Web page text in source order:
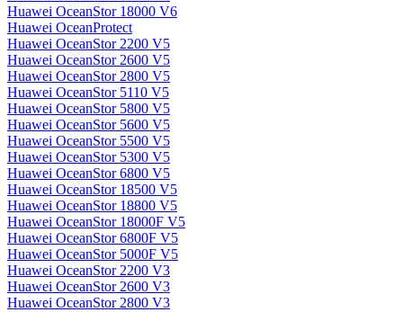
Huawei OceanStor 18000 V6
Huawei OceanProtect
Huawei OceanStor 2200 V5
Huawei OceanStor 2600 V5
Huawei OceanStor 2800 V5
Huawei OceanStor 5110 V5
Huawei OceanStor 5800 V5
Huawei OceanStor 5600 V5
Huawei OceanStor 5500 V5
Huawei OceanStor 5300 V5
Huawei OceanStor 6800 V5
Huawei OceanStor 18500 V5
Huawei OceanStor 18800 V5
Huawei OceanStor 18000F V5
Huawei OceanStor 6800F V5
Huawei OceanStor 5000F V5
Huawei OceanStor 2200 V3
Huawei OceanStor 2600 V3
Huawei OceanStor 2800 V3